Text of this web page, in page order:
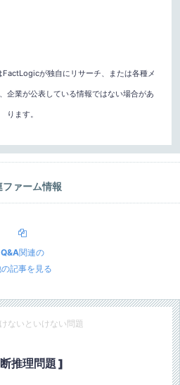
が独自にリサーチ、または各種メ
企業が公表している情報ではない場合があ
ります。
ファーム情報
Q&A関連の
記事を見る
ないといけない問題
推理問題 ]